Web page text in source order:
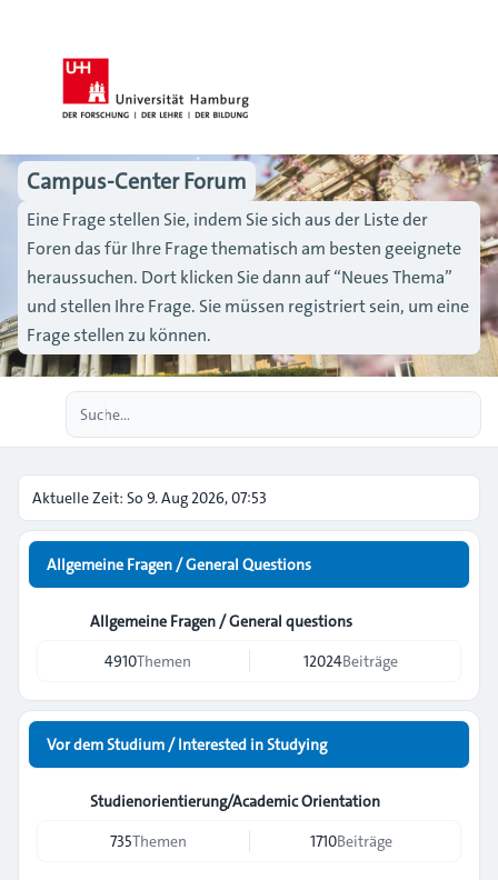
Campus-Center Forum
Eine Frage stellen Sie, indem Sie sich aus der Liste der
Foren das für Ihre Frage thematisch am besten geeignete
heraussuchen. Dort klicken Sie dann auf “Neues Thema”
und stellen Ihre Frage. Sie müssen registriert sein, um eine
Frage stellen zu können.
Aktuelle Zeit: So 9. Aug 2026, 07:53
Allgemeine Fragen / General Questions
Allgemeine Fragen / General questions
4910Themen 12024Beiträge
Vor dem Studium / Interested in Studying
Studienorientierung/Academic Orientation
735Themen 1710Beiträge